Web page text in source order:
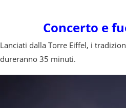
Concerto e
Lanciati dalla Torre Eiffel, i
dureranno 35 minuti.